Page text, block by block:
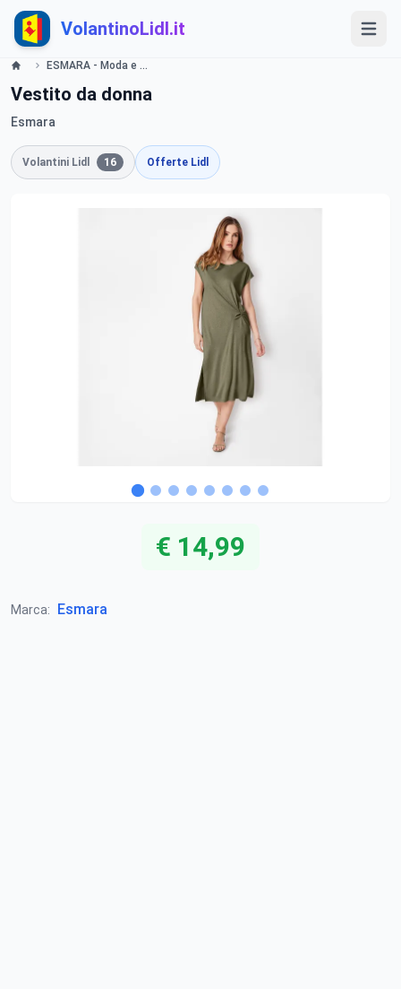
VolantinoLidl.it
ESMARA - Moda e Accessori Lidl
Vestito da donna
Esmara
Volantini Lidl 16 Offerte Lidl
€ 14,99
Marca: Esmara